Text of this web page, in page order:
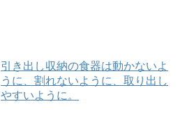
引き出し収納の食器は動かないよ
うに、割れないように、取り出し
やすいように。